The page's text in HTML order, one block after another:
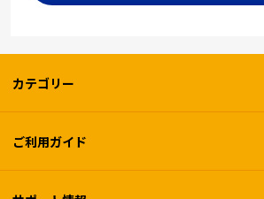
カテゴリー
ご利用ガイド